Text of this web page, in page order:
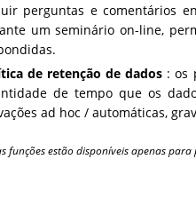
perguntas e comentários
um seminário on-line,
de retenção de dados : os
de tempo que os
ad hoc / automáticas,
funções estão disponíveis apenas